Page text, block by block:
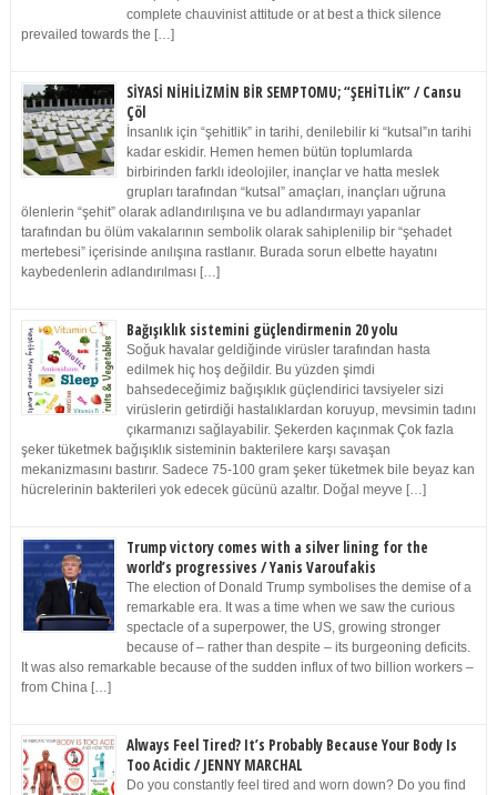
complete chauvinist attitude or at best a thick silence
prevailed towards the […]
SİYASİ NİHİLİZMİN BİR SEMPTOMU; “ŞEHİTLİK” / Cansu
Çöl
İnsanlık için “şehitlik” in tarihi, denilebilir ki “kutsal”ın tarihi
kadar eskidir. Hemen hemen bütün toplumlarda
birbirinden farklı ideolojiler, inançlar ve hatta meslek
grupları tarafından “kutsal” amaçları, inançları uğruna
ölenlerin “şehit” olarak adlandırılışına ve bu adlandırmayı yapanlar
tarafından bu ölüm vakalarının sembolik olarak sahiplenilip bir “şehadet
mertebesi” içerisinde anılışına rastlanır. Burada sorun elbette hayatını
kaybedenlerin adlandırılması […]
Bağışıklık sistemini güçlendirmenin 20 yolu
Soğuk havalar geldiğinde virüsler tarafından hasta
edilmek hiç hoş değildir. Bu yüzden şimdi
bahsedeceğimiz bağışıklık güçlendirici tavsiyeler sizi
virüslerin getirdiği hastalıklardan koruyup, mevsimin tadını
çıkarmanızı sağlayabilir. Şekerden kaçınmak Çok fazla
şeker tüketmek bağışıklık sisteminin bakterilere karşı savaşan
mekanizmasını bastırır. Sadece 75-100 gram şeker tüketmek bile beyaz kan
hücrelerinin bakterileri yok edecek gücünü azaltır. Doğal meyve […]
Trump victory comes with a silver lining for the
world’s progressives / Yanis Varoufakis
The election of Donald Trump symbolises the demise of a
remarkable era. It was a time when we saw the curious
spectacle of a superpower, the US, growing stronger
because of – rather than despite – its burgeoning deficits.
It was also remarkable because of the sudden influx of two billion workers –
from China […]
Always Feel Tired? It’s Probably Because Your Body Is
Too Acidic / JENNY MARCHAL
Do you constantly feel tired and worn down? Do you find